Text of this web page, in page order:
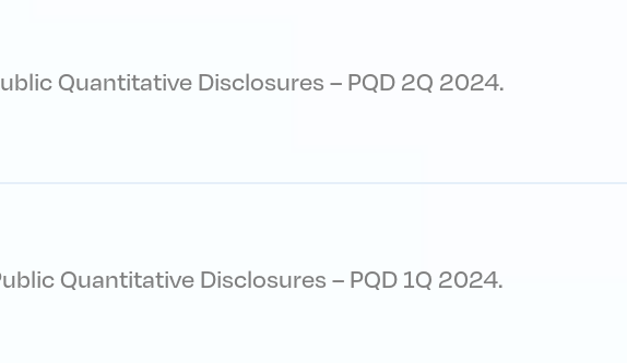
Quantitative Disclosures – PQD 2Q 2024.
Quantitative Disclosures – PQD 1Q 2024.